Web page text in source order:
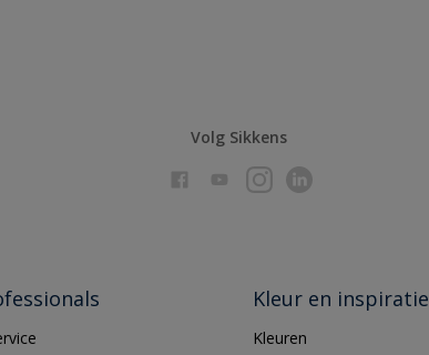
Volg Sikkens
Kleur en inspiratie
Kleuren